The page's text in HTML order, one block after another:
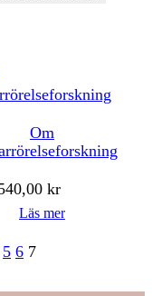
Om
40,00kr
Läs mer
5 6 7